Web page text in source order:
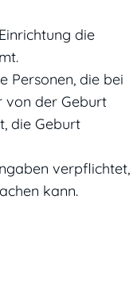
die
Personen, die bei
von der Geburt
die Geburt
verpflichtet,
kann.